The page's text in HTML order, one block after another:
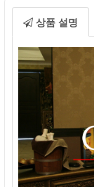
상품 설명